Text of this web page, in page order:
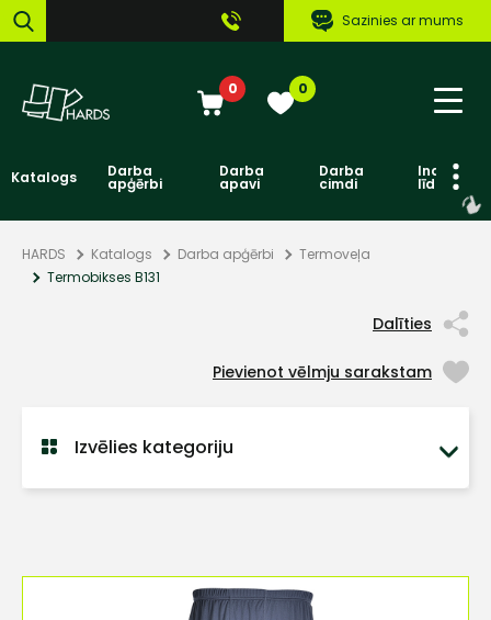
Sazinies ar mums
0 0
Katalogs Darba
apģērbi
Darba
apavi
Darba
cimdi līdzekļi
HARDS Katalogs Darba apģērbi
Termoveļa
Termobikses B131
Dalīties
Pievienot vēlmju sarakstam
Izvēlies kategoriju